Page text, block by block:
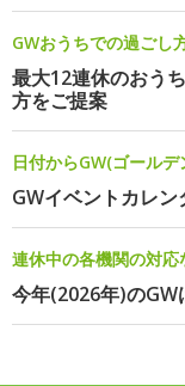
GWおうちでの過ごし
最大12連休のおう
方をご提案
日付からGW(ゴール
GWイベントカレン
連休中の各機関の対
今年(2026年)のGW